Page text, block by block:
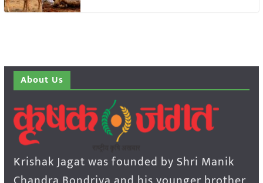
About Us
Krishak Jagat was founded by Shri Manik